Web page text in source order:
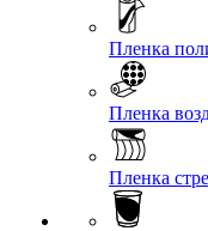
Пленка
Пленка
Пленка